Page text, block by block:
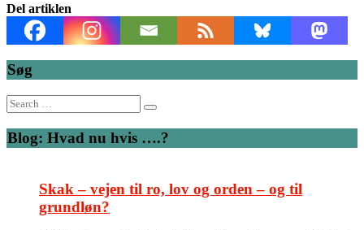
Del artiklen
Søg
Search
for:
Blog: Hvad nu hvis ….?
Skak – vejen til ro, lov og orden – og til
grundløn?